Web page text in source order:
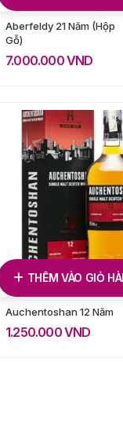
Aberfeldy 21 Năm (Hộp
Gỗ)
7.000.000VND
THÊM VÀO GIỎ
Auchentoshan 12 Năm
1.250.000VND